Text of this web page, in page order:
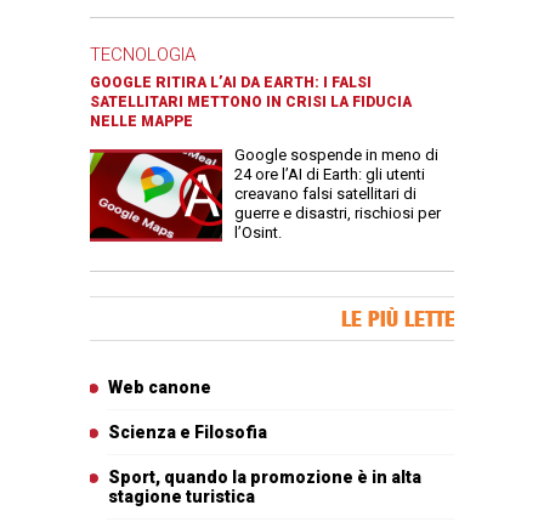
TECNOLOGIA
GOOGLE RITIRA L’AI DA EARTH: I FALSI
SATELLITARI METTONO IN CRISI LA FIDUCIA
NELLE MAPPE
Google sospende in meno di
24 ore l’AI di Earth: gli utenti
creavano falsi satellitari di
guerre e disastri, rischiosi per
l’Osint.
LE PIÙ LETTE
Web canone
Scienza e Filosofia
Sport, quando la promozione è in alta
stagione turistica